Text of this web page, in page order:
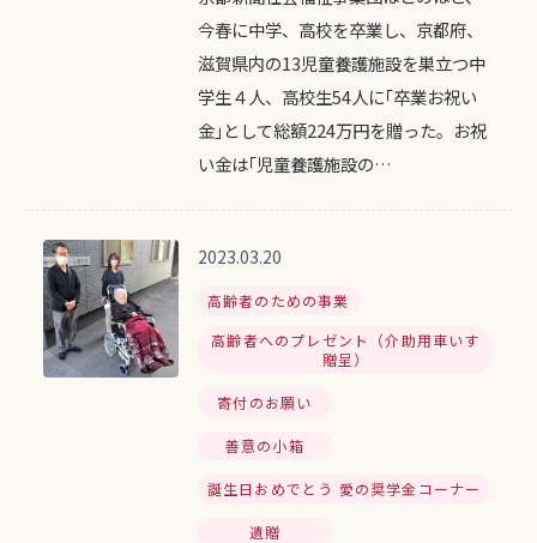
今春に中学、高校を卒業し、京都府、
滋賀県内の13児童養護施設を巣立つ中
学生４人、高校生54人に｢卒業お祝い
金｣として総額224万円を贈った。お祝
い金は｢児童養護施設の…
2023.03.20
高齢者のための事業
高齢者へのプレゼント（介助用車いす
贈呈）
寄付のお願い
善意の小箱
誕生日おめでとう 愛の奨学金コーナー
遺贈